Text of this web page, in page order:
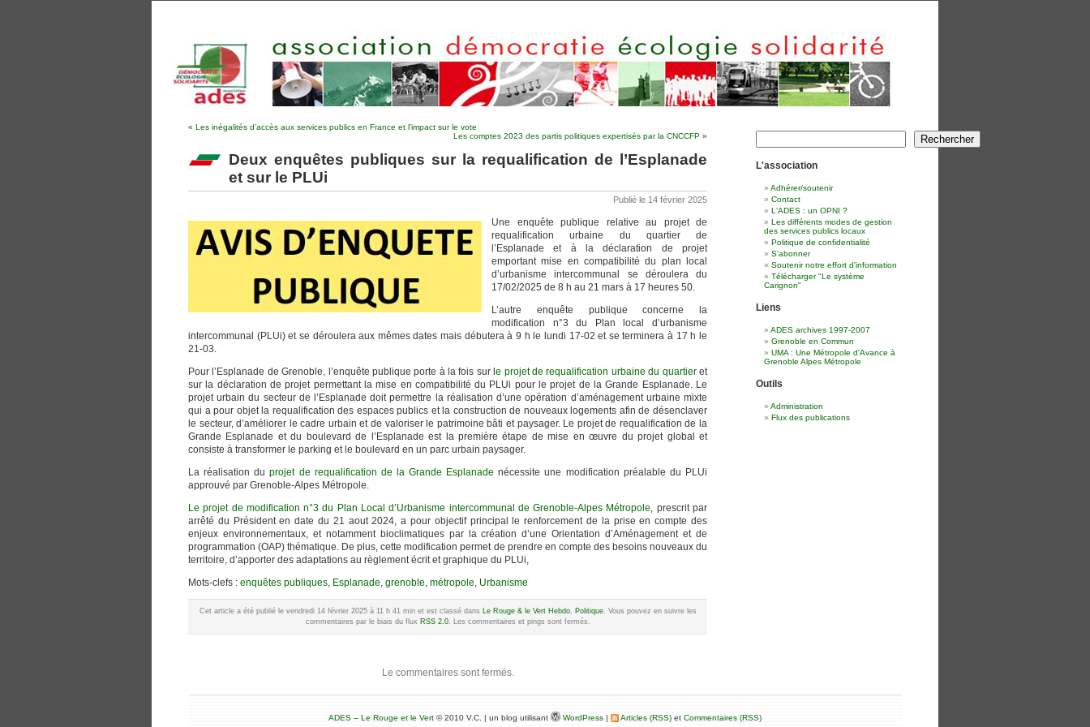
« Les inégalités d’accès aux services publics en France et l’impact sur le vote
Les comptes 2023 des partis politiques expertisés par la CNCCFP »
Deux enquêtes publiques sur la requalification de l’Esplanade
et sur le PLUi
Publié le 14 février 2025
Une enquête publique relative au projet de
requalification urbaine du quartier de
l’Esplanade et à la déclaration de projet
emportant mise en compatibilité du plan local
d’urbanisme intercommunal se déroulera du
17/02/2025 de 8 h au 21 mars à 17 heures 50.
L’autre enquête publique concerne la
modification n°3 du Plan local d’urbanisme
intercommunal (PLUi) et se déroulera aux mêmes dates mais débutera à 9 h le lundi 17-02 et se terminera à 17 h le
21-03.
Pour l’Esplanade de Grenoble, l’enquête publique porte à la fois sur le projet de requalification urbaine du quartieret
sur la déclaration de projet permettant la mise en compatibilité du PLUi pour le projet de la Grande Esplanade. Le
projet urbain du secteur de l’Esplanade doit permettre la réalisation d’une opération d’aménagement urbaine mixte
qui a pour objet la requalification des espaces publics et la construction de nouveaux logements afin de désenclaver
le secteur, d’améliorer le cadre urbain et de valoriser le patrimoine bâti et paysager. Le projet de requalification de la
Grande Esplanade et du boulevard de l’Esplanade est la première étape de mise en œuvre du projet global et
consiste à transformer le parking et le boulevard en un parc urbain paysager.
La réalisation duprojet de requalification de la Grande Esplanade nécessite une modification préalable du PLUi
approuvé par Grenoble-Alpes Métropole.
Le projet de modification n°3 du Plan Local d’Urbanisme intercommunal de Grenoble-Alpes Métropole, prescrit par
arrêté du Président en date du 21 aout 2024, a pour objectif principal le renforcement de la prise en compte des
enjeux environnementaux, et notamment bioclimatiques par la création d’une Orientation d’Aménagement et de
programmation (OAP) thématique. De plus, cette modification permet de prendre en compte des besoins nouveaux du
territoire, d’apporter des adaptations au règlement écrit et graphique du PLUi,
Mots-clefs : enquêtes publiques, Esplanade, grenoble, métropole, Urbanisme
Cet article a été publié le vendredi 14 février 2025 à 11 h 41 min et est classé dans Le Rouge & le Vert Hebdo, Politique. Vous pouvez en suivre les
commentaires par le biais du flux RSS 2.0. Les commentaires et pings sont fermés.
Le commentaires sont fermés.
Rechercher Rechercher
L'association
Adhérer/soutenir
Contact
L'ADES : un OPNI ?
Les différents modes de gestion
des services publics locaux
Politique de confidentialité
S'abonner
Soutenir notre effort d'information
Télécharger "Le système
Carignon"
Liens
ADES archives 1997-2007
Grenoble en Commun
UMA : Une Métropole d'Avance à
Grenoble Alpes Métropole
Outils
Administration
Flux des publications
ADES – Le Rouge et le Vert © 2010 V.C. | un blog utilisant WordPress | Articles (RSS) et Commentaires (RSS)